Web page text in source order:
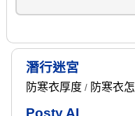
潛行迷宮
防寒衣厚度 / 防寒衣